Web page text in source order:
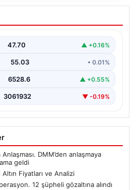
Güncel Altın Fiyatları ve
ve ilgili piyasa uzmanlarının
47.70 ▲ +0.16%
55.03 • 0.01%
6528.6 ▲ +0.55%
3061932 ▼ -0.19%
DMM’den anlaşmaya
geldi
Fiyatları ve Analizi
12 şüpheli gözaltına alındı